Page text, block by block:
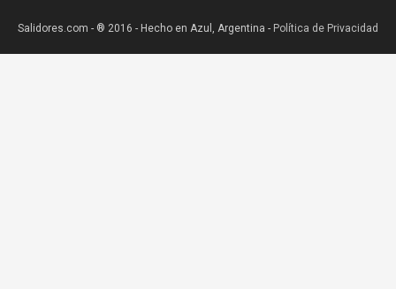
Salidores.com - ® 2016 - Hecho en Azul, Argentina - Política de Privacidad